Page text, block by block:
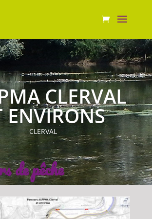
CLERVAL
ENVIRONS
CLERVAL
de pêche